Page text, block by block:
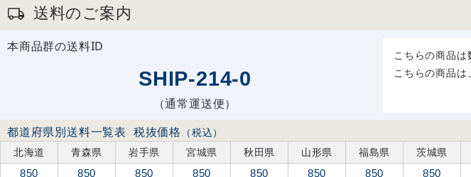
送料のご案内
本商品群の送料ID
SHIP-214-0
（通常運送便）
こちらの商品は
こちらの商品
都道府県別送料一覧表 税抜価格 （税込）
北海道
青森県 岩手県 宮城県 秋田県 山形県 福島県 茨城県
850 850 850 850 850 850 850 850